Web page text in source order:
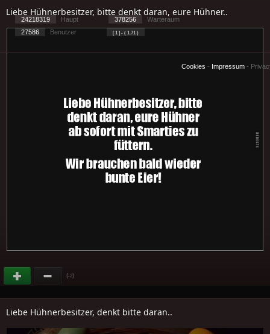
Liebe Hühnerbesitzer, bitte denkt daran, eure Hühner..
(-2)
Liebe Hühnerbesitzer, denkt bitte daran..
24218319 Haupt 378256
Warteraum
27586
Benutzer [ 1 ] - ( 1.71 )
Cookies - Impressum -